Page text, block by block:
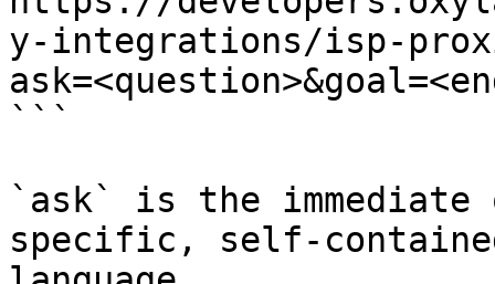
y-integrations/isp-
```
`ask` is the
specific, self-